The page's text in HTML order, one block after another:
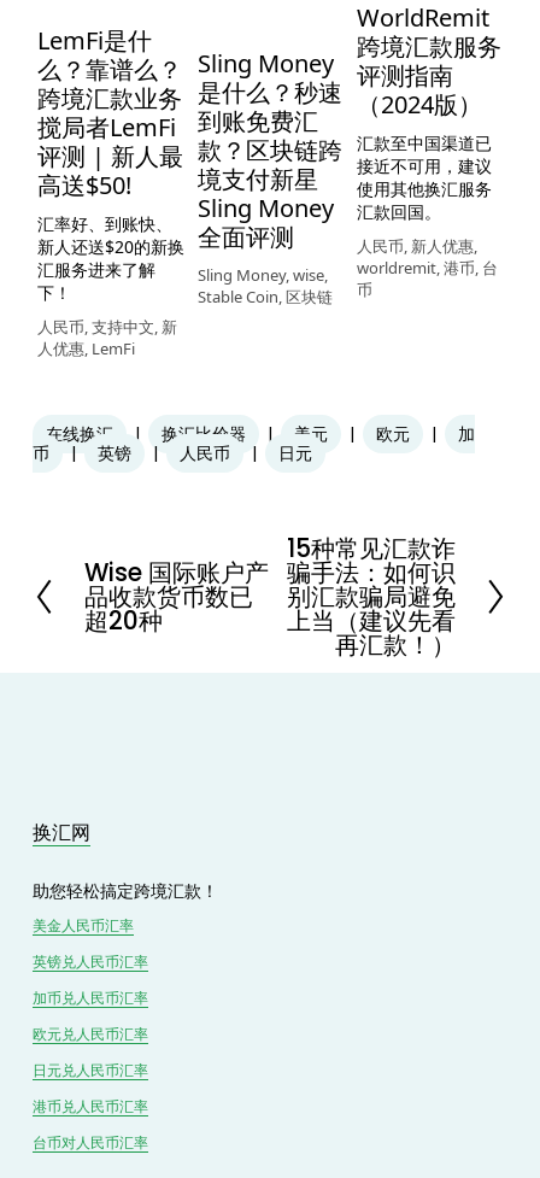
LemFi是什
么？靠谱么？
跨境汇款业务
搅局者LemFi
评测 | 新人最
高送$50!
汇率好、到账快、
新人还送$20的新换
汇服务进来了解
下！
人民币,支持中文, 新
人优惠, LemFi
Sling Money
是什么？秒速
到账免费汇
款？区块链跨
境支付新星
Sling Money
全面评测
Sling Money,wise,
Stable Coin,区块链
WorldRemit
跨境汇款服务
评测指南
（2024版）
汇款至中国渠道已
接近不可用，建议
使用其他换汇服务
汇款回国。
人民币, 新人优惠,
worldremit,港币, 台
币
在线换汇 换汇比价器 美元 欧元
加
币
英镑 人民币 日元
P
r
e
v
Wise 国际账户产
品收款货币数已
超20种
15种常见汇款诈
骗手法：如何识
别汇款骗局避免
上当（建议先看
再汇款！）
换汇网
助您轻松搞定跨境汇款！
美金人民币汇率
英镑兑人民币汇率
加币兑人民币汇率
欧元兑人民币汇率
日元兑人民币汇率
港币兑人民币汇率
台币对人民币汇率